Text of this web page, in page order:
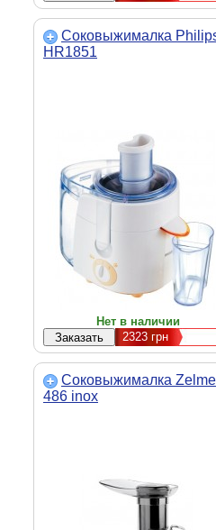
Соковыжималка
HR1851
Нет в наличии
2323 грн
Соковыжималка
486 inox